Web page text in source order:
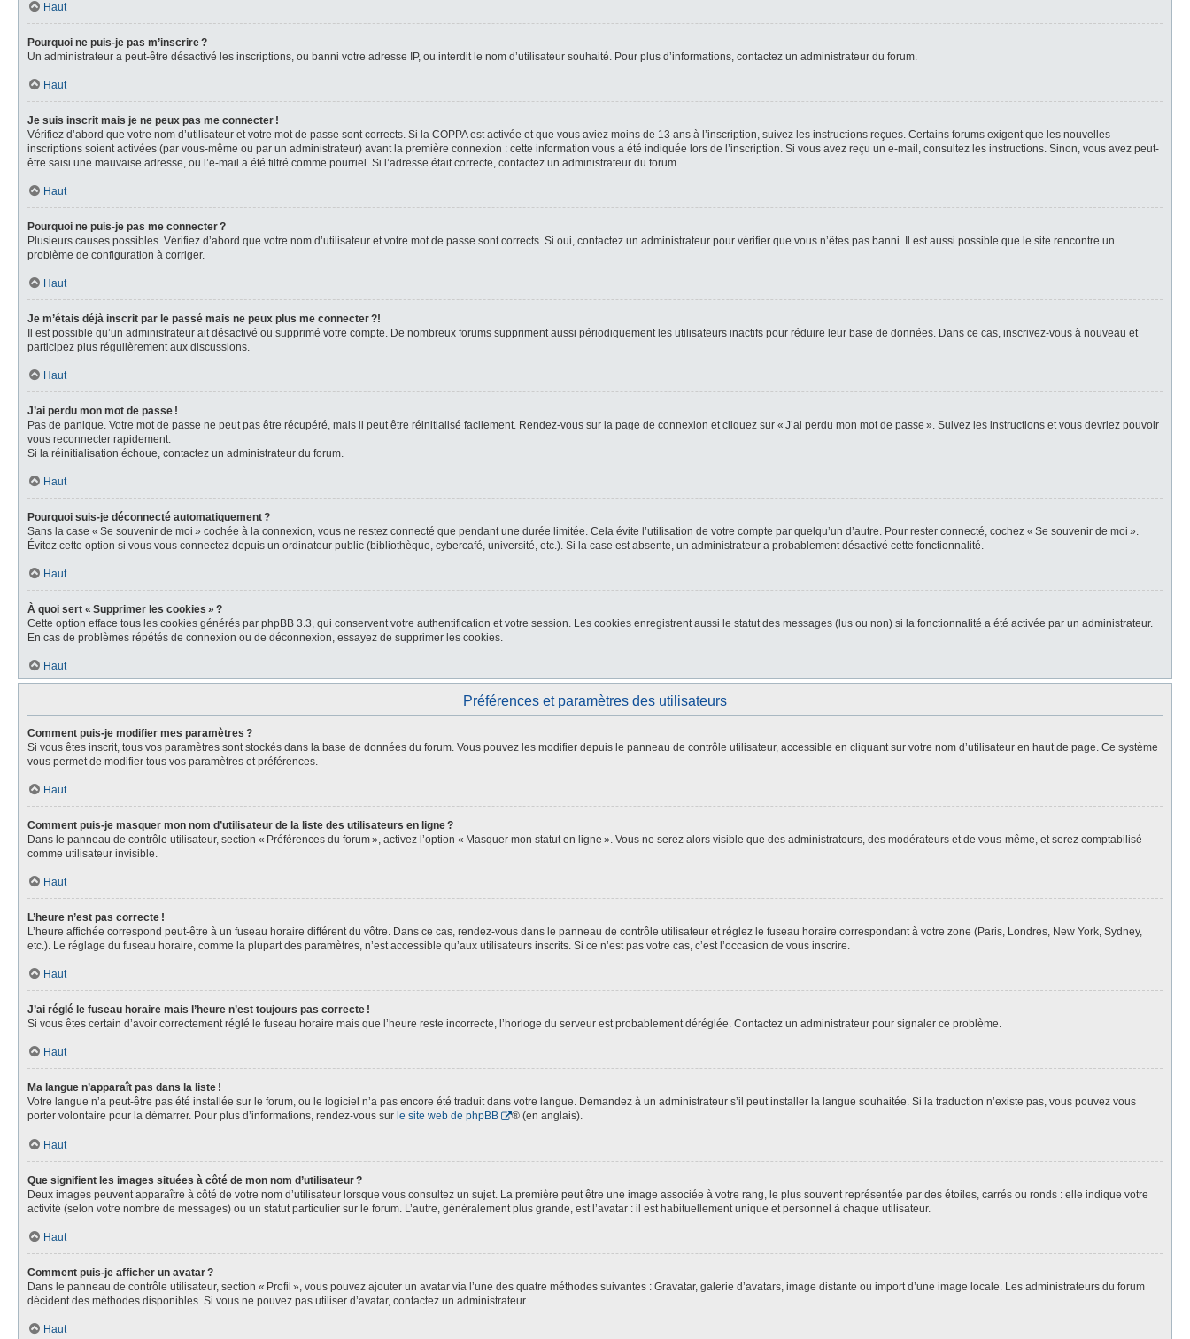
Haut
Pourquoi ne puis-je pas m’inscrire ?
Un administrateur a peut-être désactivé les inscriptions, ou banni votre adresse IP, ou interdit le nom d’utilisateur souhaité. Pour plus d’informations, contactez un administrateur du forum.
Haut
Je suis inscrit mais je ne peux pas me connecter !
Vérifiez d’abord que votre nom d’utilisateur et votre mot de passe sont corrects. Si la COPPA est activée et que vous aviez moins de 13 ans à l’inscription, suivez les instructions reçues. Certains forums exigent que les nouvelles
inscriptions soient activées (par vous-même ou par un administrateur) avant la première connexion : cette information vous a été indiquée lors de l’inscription. Si vous avez reçu un e-mail, consultez les instructions. Sinon, vous avez peut-
être saisi une mauvaise adresse, ou l’e-mail a été filtré comme pourriel. Si l’adresse était correcte, contactez un administrateur du forum.
Haut
Pourquoi ne puis-je pas me connecter ?
Plusieurs causes possibles. Vérifiez d’abord que votre nom d’utilisateur et votre mot de passe sont corrects. Si oui, contactez un administrateur pour vérifier que vous n’êtes pas banni. Il est aussi possible que le site rencontre un
problème de configuration à corriger.
Haut
Je m’étais déjà inscrit par le passé mais ne peux plus me connecter ?!
Il est possible qu’un administrateur ait désactivé ou supprimé votre compte. De nombreux forums suppriment aussi périodiquement les utilisateurs inactifs pour réduire leur base de données. Dans ce cas, inscrivez-vous à nouveau et
participez plus régulièrement aux discussions.
Haut
J’ai perdu mon mot de passe !
Pas de panique. Votre mot de passe ne peut pas être récupéré, mais il peut être réinitialisé facilement. Rendez-vous sur la page de connexion et cliquez sur « J’ai perdu mon mot de passe ». Suivez les instructions et vous devriez pouvoir
vous reconnecter rapidement.
Si la réinitialisation échoue, contactez un administrateur du forum.
Haut
Pourquoi suis-je déconnecté automatiquement ?
Sans la case « Se souvenir de moi » cochée à la connexion, vous ne restez connecté que pendant une durée limitée. Cela évite l’utilisation de votre compte par quelqu’un d’autre. Pour rester connecté, cochez « Se souvenir de moi ».
Évitez cette option si vous vous connectez depuis un ordinateur public (bibliothèque, cybercafé, université, etc.). Si la case est absente, un administrateur a probablement désactivé cette fonctionnalité.
Haut
À quoi sert « Supprimer les cookies » ?
Cette option efface tous les cookies générés par phpBB 3.3, qui conservent votre authentification et votre session. Les cookies enregistrent aussi le statut des messages (lus ou non) si la fonctionnalité a été activée par un administrateur.
En cas de problèmes répétés de connexion ou de déconnexion, essayez de supprimer les cookies.
Haut
Préférences et paramètres des utilisateurs
Comment puis-je modifier mes paramètres ?
Si vous êtes inscrit, tous vos paramètres sont stockés dans la base de données du forum. Vous pouvez les modifier depuis le panneau de contrôle utilisateur, accessible en cliquant sur votre nom d’utilisateur en haut de page. Ce système
vous permet de modifier tous vos paramètres et préférences.
Haut
Comment puis-je masquer mon nom d’utilisateur de la liste des utilisateurs en ligne ?
Dans le panneau de contrôle utilisateur, section « Préférences du forum », activez l’option « Masquer mon statut en ligne ». Vous ne serez alors visible que des administrateurs, des modérateurs et de vous-même, et serez comptabilisé
comme utilisateur invisible.
Haut
L’heure n’est pas correcte !
L’heure affichée correspond peut-être à un fuseau horaire différent du vôtre. Dans ce cas, rendez-vous dans le panneau de contrôle utilisateur et réglez le fuseau horaire correspondant à votre zone (Paris, Londres, New York, Sydney,
etc.). Le réglage du fuseau horaire, comme la plupart des paramètres, n’est accessible qu’aux utilisateurs inscrits. Si ce n’est pas votre cas, c’est l’occasion de vous inscrire.
Haut
J’ai réglé le fuseau horaire mais l’heure n’est toujours pas correcte !
Si vous êtes certain d’avoir correctement réglé le fuseau horaire mais que l’heure reste incorrecte, l’horloge du serveur est probablement déréglée. Contactez un administrateur pour signaler ce problème.
Haut
Ma langue n’apparaît pas dans la liste !
Votre langue n’a peut-être pas été installée sur le forum, ou le logiciel n’a pas encore été traduit dans votre langue. Demandez à un administrateur s’il peut installer la langue souhaitée. Si la traduction n’existe pas, vous pouvez vous
porter volontaire pour la démarrer. Pour plus d’informations, rendez-vous sur le site web de phpBB ® (en anglais).
Haut
Que signifient les images situées à côté de mon nom d’utilisateur ?
Deux images peuvent apparaître à côté de votre nom d’utilisateur lorsque vous consultez un sujet. La première peut être une image associée à votre rang, le plus souvent représentée par des étoiles, carrés ou ronds : elle indique votre
activité (selon votre nombre de messages) ou un statut particulier sur le forum. L’autre, généralement plus grande, est l’avatar : il est habituellement unique et personnel à chaque utilisateur.
Haut
Comment puis-je afficher un avatar ?
Dans le panneau de contrôle utilisateur, section « Profil », vous pouvez ajouter un avatar via l’une des quatre méthodes suivantes : Gravatar, galerie d’avatars, image distante ou import d’une image locale. Les administrateurs du forum
décident des méthodes disponibles. Si vous ne pouvez pas utiliser d’avatar, contactez un administrateur.
Haut